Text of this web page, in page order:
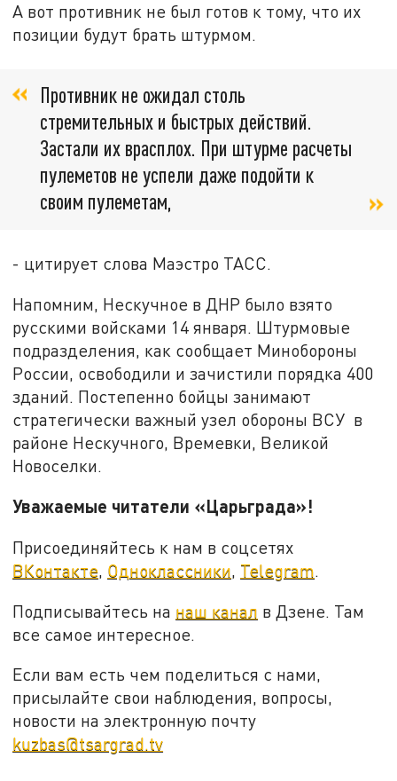
А вот противник не был готов к тому, что их
позиции будут брать штурмом.
Противник не ожидал столь
стремительных и быстрых действий.
Застали их врасплох. При штурме расчеты
пулеметов не успели даже подойти к
своим пулеметам,
- цитирует слова Маэстро ТАСС.
Напомним, Нескучное в ДНР было взято
русскими войсками 14 января. Штурмовые
подразделения, как сообщает Минобороны
России, освободили и зачистили порядка 400
зданий. Постепенно бойцы занимают
стратегически важный узел обороны ВСУ в
районе Нескучного, Времевки, Великой
Новоселки.
Уважаемые читатели «Царьграда»!
Присоединяйтесь к нам в соцсетях
ВКонтакте, Одноклассники, Telegram.
Подписывайтесь на наш канал в Дзене. Там
все самое интересное.
Если вам есть чем поделиться с нами,
присылайте свои наблюдения, вопросы,
новости на электронную почту
kuzbas@tsargrad.tv